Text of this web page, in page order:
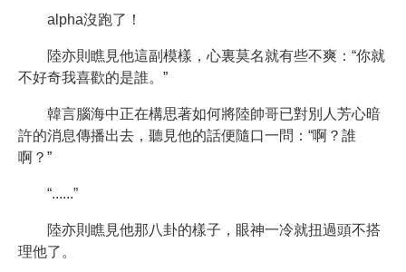
alpha沒跑了！
陸亦則瞧見他這副模樣，心裏莫名就有些不爽：“你就
不好奇我喜歡的是誰。”
韓言腦海中正在構思著如何將陸帥哥已對別人芳心暗
許的消息傳播出去，聽見他的話便隨口一問：“啊？誰
啊？”
“......”
陸亦則瞧見他那八卦的樣子，眼神一冷就扭過頭不搭
理他了。